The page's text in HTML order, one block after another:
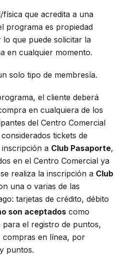
física que acredita a una
programa es propiedad
lo que puede solicitar la
en cualquier momento.
solo tipo de membresía.
el cliente deberá
en cualquiera de los
del Centro Comercial
tickets de
a Club Pasaporte,
en el Centro Comercial ya
realiza la inscripción a Club
una o varias de las
tarjetas de crédito, débito
son aceptados como
el registro de puntos,
compras en línea, por
puntos.